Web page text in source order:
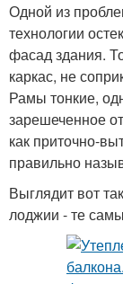
Одной из
технологии
фасад здания.
каркас, не
Рамы тонкие,
зарешеченное
как приточно-
правильно
Выглядит вот
лоджии - те